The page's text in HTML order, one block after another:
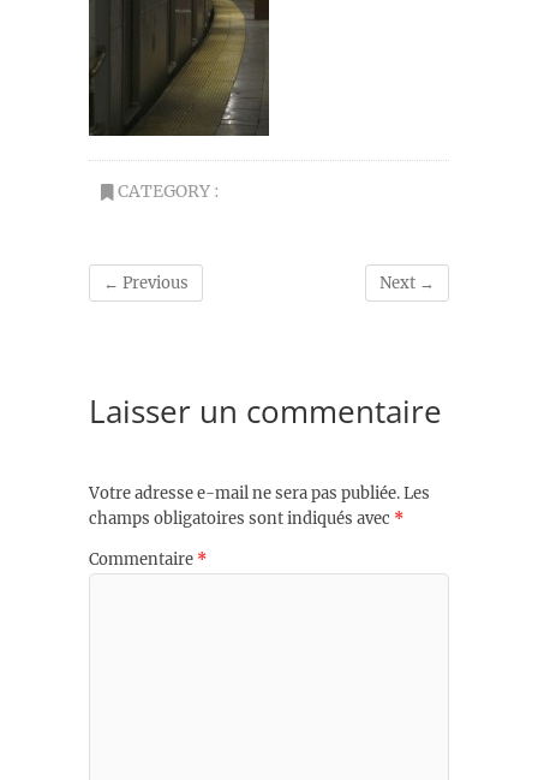
CATEGORY :
← Previous Next →
Laisser un commentaire
Votre adresse e-mail ne sera pas publiée.Les
champs obligatoires sont indiqués avec *
Commentaire *